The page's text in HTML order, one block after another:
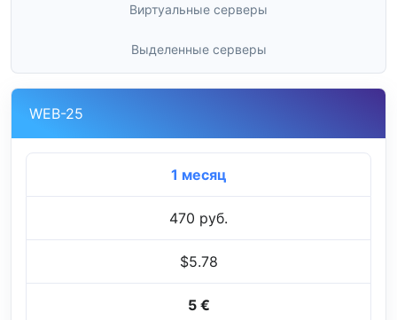
Виртуальные серверы
Выделенные серверы
WEB-25
1 месяц
470 руб.
$5.78
5 €